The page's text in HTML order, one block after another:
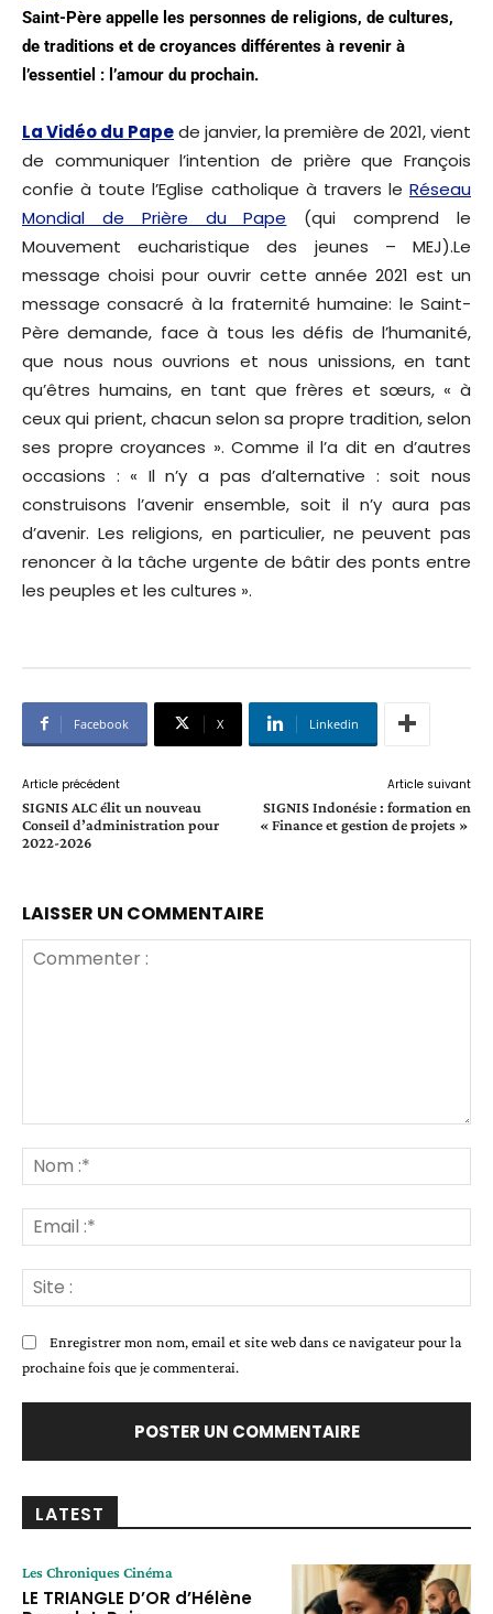
Saint-Père appelle les personnes de religions, de cultures,
de traditions et de croyances différentes à revenir à
l’essentiel : l’amour du prochain.
La Vidéo du Papede janvier, la première de 2021, vient
de communiquer l’intention de prière que François
confie à toute l’Eglise catholique à travers le Réseau
Mondial de Prière du Pape (qui comprend le
Mouvement eucharistique des jeunes – MEJ).Le
message choisi pour ouvrir cette année 2021 est un
message consacré à la fraternité humaine: le Saint-
Père demande, face à tous les défis de l’humanité,
que nous nous ouvrions et nous unissions, en tant
qu’êtres humains, en tant que frères et sœurs, « à
ceux qui prient, chacun selon sa propre tradition, selon
ses propre croyances ». Comme il l’a dit en d’autres
occasions : « Il n’y a pas d’alternative : soit nous
construisons l’avenir ensemble, soit il n’y aura pas
d’avenir. Les religions, en particulier, ne peuvent pas
renoncer à la tâche urgente de bâtir des ponts entre
les peuples et les cultures ».
Facebook X Linkedin
Article précédent
SIGNIS ALC élit un nouveau
Conseil d’administration pour
2022-2026
Article suivant
SIGNIS Indonésie : formation en
« Finance et gestion de projets »
LAISSER UN COMMENTAIRE
:*
:*
:
Enregistrer mon nom, email et site web dans ce navigateur pour la
prochaine fois que je commenterai.
LATEST
Les Chroniques Cinéma
LE TRIANGLE D’OR d’Hélène